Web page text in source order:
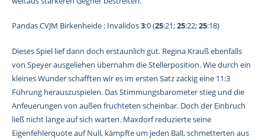
Pandas CVJM Birkenheide : Invalidos3:0 (25:21;25:22;25:18)
Dieses Spiel lief dann doch erstaunlich gut. Regina Krauß ebenfalls
von Speyer ausgeliehen übernahm die Stellerposition. Wie durch ein
kleines Wunder schafften wir es im ersten Satz zackig eine 11:3
Führung herauszuspielen. Das Stimmungsbarometer stieg und die
Anfeuerungen von außen fruchteten scheinbar. Doch der Einbruch
ließ nicht lange auf sich warten. Maxdorf reduzierte seine
Eigenfehlerquote auf Null, kämpfte um jeden Ball, schmetterten aus